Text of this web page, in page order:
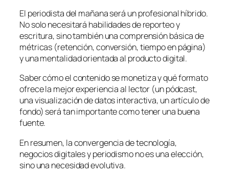
El periodista del mañana será un profesional híbrido.
No solo necesitará habilidades de reporteo y
escritura, sino también una comprensión básica de
métricas (retención, conversión, tiempo en página)
y una mentalidad orientada al producto digital.
Saber cómo el contenido se monetiza y qué formato
ofrece la mejor experiencia al lector (un pódcast,
una visualización de datos interactiva, un artículo de
fondo) será tan importante como tener una buena
fuente.
En resumen, la convergencia de tecnología,
negocios digitales y periodismo no es una elección,
sino una necesidad evolutiva.